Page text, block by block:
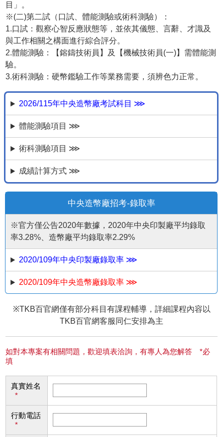
目」。
※(二)第二試（口試、體能測驗或術科測驗）：
1.口試：觀察心智反應狀態等，並依其儀態、言辭、才識及
與工作相關之構面進行綜合評分。
2.體能測驗：【鎔鑄技術員】及【機械技術員(一)】需體能測
驗。
3.術科測驗：硬幣鑑驗工作等業務需要，須辨色力正常。
2026/115年中央造幣廠考試科目 ⋙
體能測驗項目 ⋙
術科測驗項目 ⋙
成績計算方式 ⋙
中央造幣廠招考-錄取率
※官方僅公告2020年數據，2020年中央印製廠平均錄取
率3.28%、造幣廠平均錄取率2.29%
2020/109年中央印製廠錄取率 ⋙
2020/109年中央造幣廠錄取率 ⋙
※TKB百官網僅有部分科目有課程輔導，詳細課程內容以
TKB百官網客服同仁安排為主
如對本專案有相關問題，歡迎填表洽詢，有專人為您解答 *必
填
真實姓名
*
行動電話
*